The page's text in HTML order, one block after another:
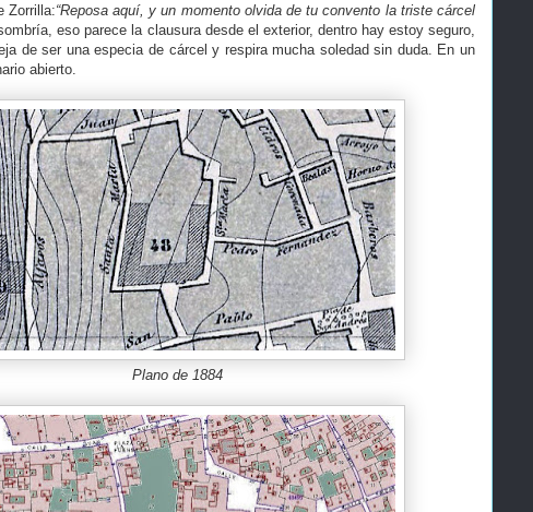
Zorrilla:“Reposa aquí, y un momento olvida de tu convento la triste cárcel
eso parece la clausura desde el exterior, dentro hay estoy seguro,
de ser una especia de cárcel y respira mucha soledad sin duda. En un
abierto.
Plano de 1884